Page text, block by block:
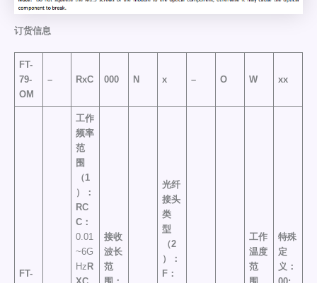
订货信息
FT-
79-
OM
– RxC 000 N x – O W xx
FT-
工作
频率
范
围
（1
）
：
RC
C ：
0.01
~6G
Hz R
接收
波长
范
光纤
接头
类
型
（2
）
：
F：
工作
温度
范
特殊
定
义：